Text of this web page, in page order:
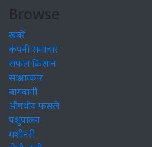
Browse
खबरें
कंपनी समाचार
सफल किसान
साक्षात्कार
बागवानी
औषधीय फसलें
पशुपालन
मशीनरी